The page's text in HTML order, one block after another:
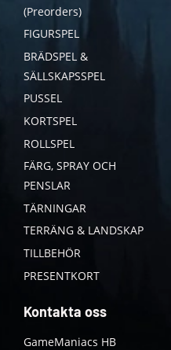
(Preorders)
FIGURSPEL
BRÄDSPEL &
SÄLLSKAPSSPEL
PUSSEL
KORTSPEL
ROLLSPEL
FÄRG, SPRAY OCH
PENSLAR
TÄRNINGAR
TERRÄNG & LANDSKAP
TILLBEHÖR
PRESENTKORT
Kontakta oss
GameManiacs HB